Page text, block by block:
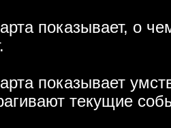
показывает, о
показывает
текущие